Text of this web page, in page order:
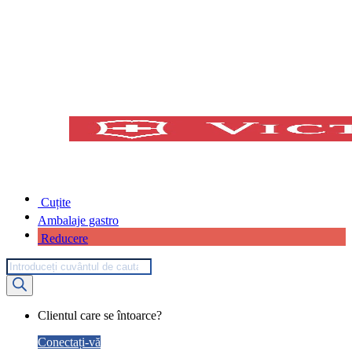
Cuțite
Ambalaje gastro
Reducere
Products
search
Clientul care se întoarce?
Conectați-vă